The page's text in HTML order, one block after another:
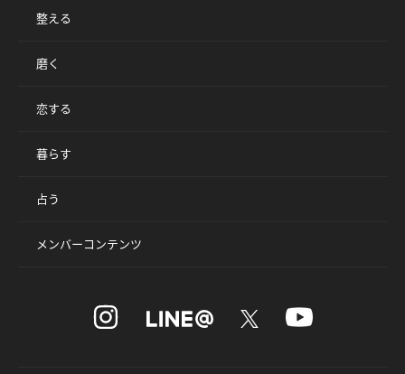
整える
磨く
恋する
暮らす
占う
メンバーコンテンツ